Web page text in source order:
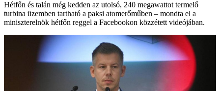
Hétfőn és talán még kedden az utolsó, 240 megawattot termelő
turbina üzemben tartható a paksi atomerőműben – mondta el a
miniszterelnök hétfőn reggel a Facebookon közzétett videójában.